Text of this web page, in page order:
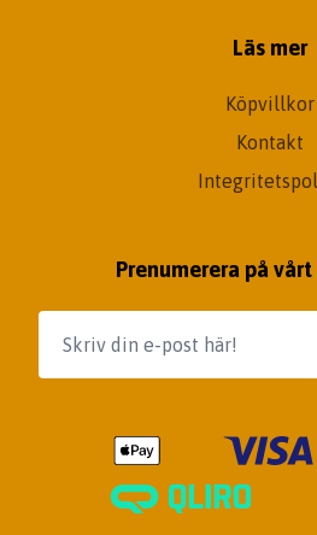
Läs mer
Köpvillkor
Kontakt
Prenumerera på